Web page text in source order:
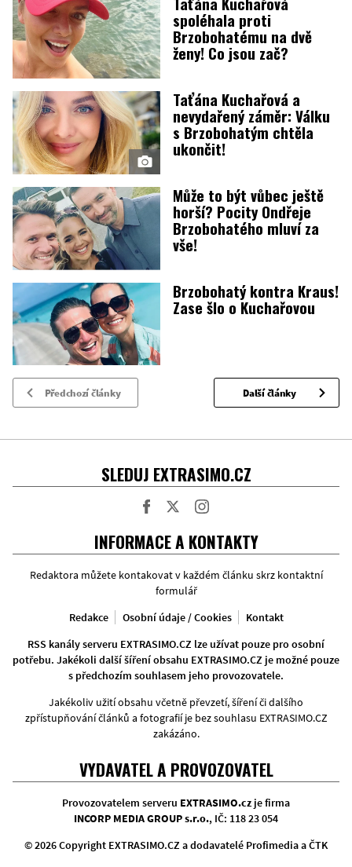
spoléhala proti
Brzobohatému na dvě
ženy! Co jsou zač?
Taťána Kuchařová a
nevydařený záměr: Válku
s Brzobohatým chtěla
ukončit!
Může to být vůbec ještě
horší? Pocity Ondřeje
Brzobohatého mluví za
vše!
Brzobohatý kontra Kraus!
Zase šlo o Kuchařovou
Předchozí články Další články
SLEDUJ EXTRASIMO.CZ
INFORMACE A KONTAKTY
Redaktora můžete kontakovat v každém článku skrz kontaktní
formulář
Redakce
Osobní údaje / Cookies
Kontakt
RSS kanály serveru EXTRASIMO.CZ lze užívat pouze pro osobní
potřebu. Jakékoli další šíření obsahu EXTRASIMO.CZ je možné pouze
s předchozím souhlasem jeho provozovatele.
Jakékoliv užití obsahu včetně převzetí, šíření či dalšího
zpřístupňování článků a fotografií je bez souhlasu EXTRASIMO.CZ
zakázáno.
VYDAVATEL A PROVOZOVATEL
Provozovatelem serveru EXTRASIMO.czje firma
INCORP MEDIA GROUP s.r.o., IČ: 118 23 054
© 2026 Copyright EXTRASIMO.CZ a dodavatelé Profimedia a ČTK